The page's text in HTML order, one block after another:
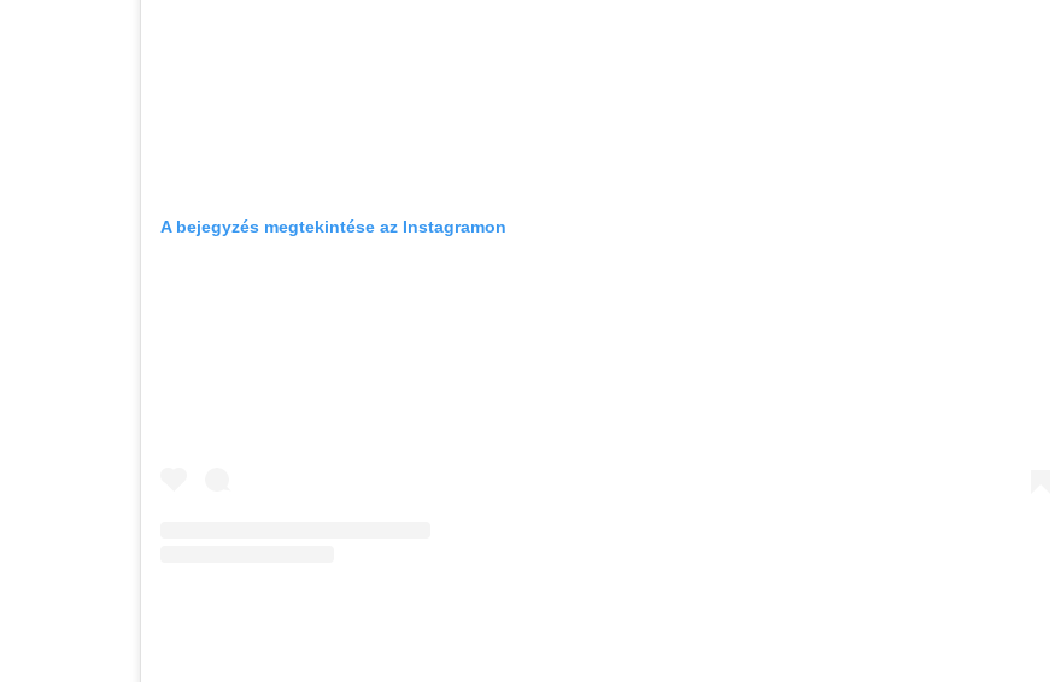
A bejegyzés megtekintése az Instagramon